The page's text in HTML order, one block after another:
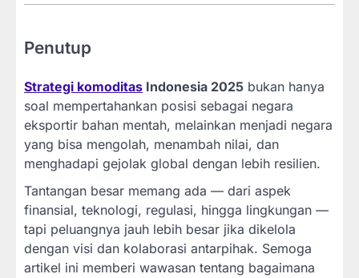
Penutup
Strategi komoditas Indonesia 2025 bukan hanya
soal mempertahankan posisi sebagai negara
eksportir bahan mentah, melainkan menjadi negara
yang bisa mengolah, menambah nilai, dan
menghadapi gejolak global dengan lebih resilien.
Tantangan besar memang ada — dari aspek
finansial, teknologi, regulasi, hingga lingkungan —
tapi peluangnya jauh lebih besar jika dikelola
dengan visi dan kolaborasi antarpihak. Semoga
artikel ini memberi wawasan tentang bagaimana